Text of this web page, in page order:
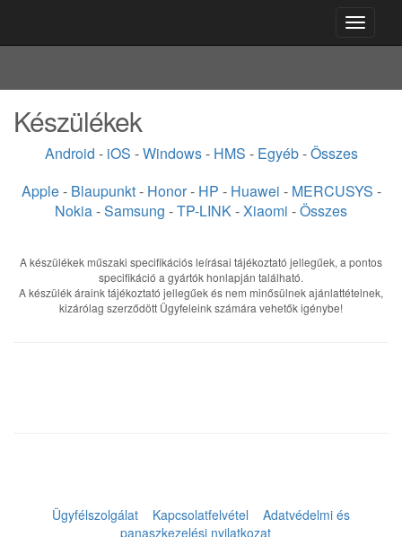
Toggle
Készülékek
Android - iOS -Windows- HMS - Egyéb-Összes
Apple- Blaupunkt- Honor- HP - Huawei - MERCUSYS -
Nokia-Samsung -TP-LINK-Xiaomi -Összes
A készülékek műszaki specifikációs leírásai tájékoztató jellegűek, a pontos
specifikáció a gyártók honlapján található.
A készülék áraink tájékoztató jellegűek és nem minősülnek ajánlattételnek,
kizárólag szerződött Ügyfeleink számára vehetők igénybe!
Ügyfélszolgálat Kapcsolatfelvétel
Adatvédelmi és
panaszkezelési nyilatkozat